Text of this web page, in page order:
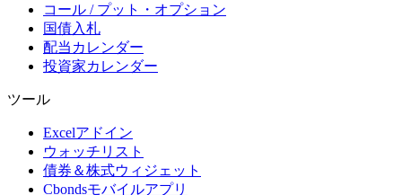
コール / プット・オプション
国債入札
配当カレンダー
投資家カレンダー
ツール
Excelアドイン
ウォッチリスト
債券＆株式ウィジェット
Cbondsモバイルアプリ